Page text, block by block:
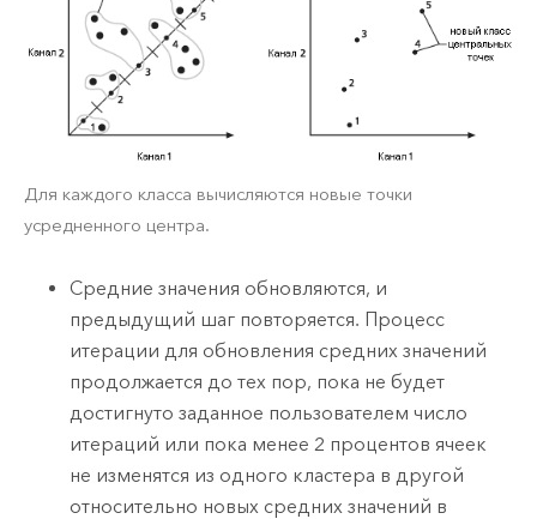
Для каждого класса вычисляются новые точки
усредненного центра.
Средние значения обновляются, и
предыдущий шаг повторяется. Процесс
итерации для обновления средних значений
продолжается до тех пор, пока не будет
достигнуто заданное пользователем число
итераций или пока менее 2 процентов ячеек
не изменятся из одного кластера в другой
относительно новых средних значений в